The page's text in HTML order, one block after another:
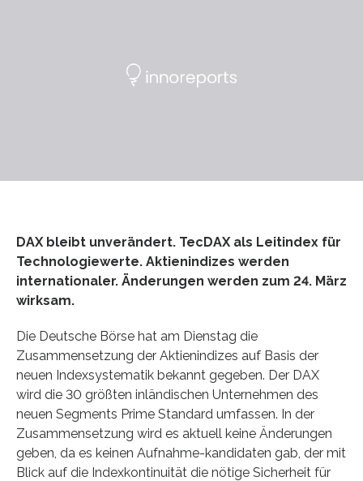
DAX bleibt unverändert. TecDAX als Leitindex für
Technologiewerte. Aktienindizes werden
internationaler. Änderungen werden zum 24. März
wirksam.
Die Deutsche Börse hat am Dienstag die
Zusammensetzung der Aktienindizes auf Basis der
neuen Indexsystematik bekannt gegeben. Der DAX
wird die 30 größten inländischen Unternehmen des
neuen Segments Prime Standard umfassen. In der
Zusammensetzung wird es aktuell keine Änderungen
geben, da es keinen Aufnahme-kandidaten gab, der mit
Blick auf die Indexkontinuität die nötige Sicherheit für